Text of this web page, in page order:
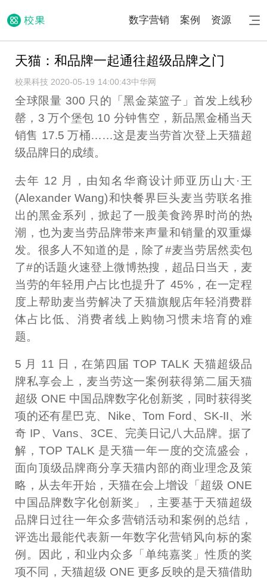
数字营销 案例 资源
天猫：和品牌一起通往超级品牌之门
校果科技 2020-05-19 14:00:43中华网
全球限量 300 只的「黑金菜篮子」首发上线秒
罄，3 万个堡包 10 分钟售空，新品黑金桶当天
销售 17.5 万桶……这是麦当劳首次登上天猫超
级品牌日的成绩。
去年 12 月，由知名华裔设计师亚历山大·王
(Alexander Wang)和快餐界巨头麦当劳联名推
出的黑金系列，掀起了一股美食跨界时尚的热
潮，也为麦当劳品牌带来声量和销量的双重爆
发。很多人不知道的是，除了#麦当劳居然卖包
了#的话题火速登上微博热搜，超品日当天，麦
当劳的年轻用户占比也提升了 45%，在一定程
度上帮助麦当劳解决了天猫旗舰店年轻消费群
体占比低、消费者线上购物习惯未培育的难
题。
5 月 11 日，在第四届 TOP TALK 天猫超级品
牌私享会上，麦当劳这一案例获得第二届天猫
超级 ONE 中国品牌数字化创新奖，同时获得奖
项的还有星巴克、Nike、Tom Ford、SK-II、米
奇 IP、Vans、3CE、完美日记八大品牌。据了
解，TOP TALK 是天猫一年一度的交流盛会，
面向顶级品牌商分享天猫内部的商业理念及策
略，从去年开始，天猫在会上增设「超级 ONE
中国品牌数字化创新奖」，主要基于天猫超级
品牌日过往一年众多营销活动和案例的总结，
评选出最能代表新一年数字化营销风向标的案
例。因此，和业内众多「单纯嘉奖」性质的奖
项不同，天猫超级 ONE 更多反映的是天猫借助